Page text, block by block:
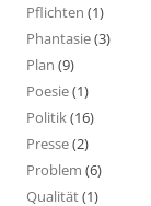
Pflichten (1)
Phantasie(3)
Plan (9)
Poesie(1)
Politik(16)
Presse(2)
Problem (6)
Qualität(1)